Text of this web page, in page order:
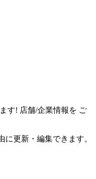
す! 店舗/企業情報を ご
更新・編集できます。